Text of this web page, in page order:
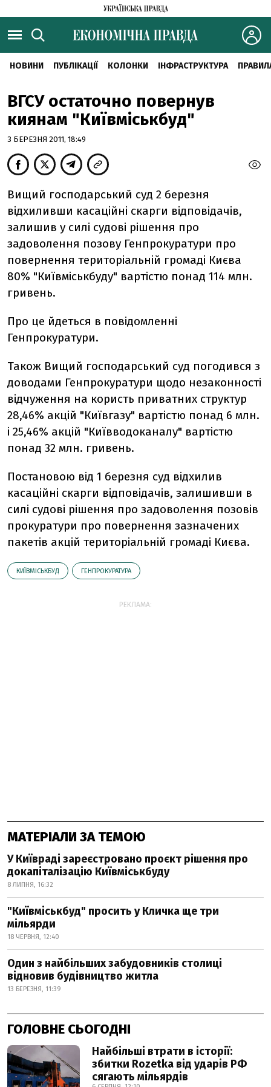
НОВИНИ ПУБЛІКАЦІЇ КОЛОНКИ ІНФРАСТРУКТУРА
ВГСУ остаточно повернув
киянам "Київміськбуд"
3 БЕРЕЗНЯ 2011, 18:49
Вищий господарський суд 2 березня
відхиливши касаційні скарги відповідачів,
залишив у силі судові рішення про
задоволення позову Генпрокуратури про
повернення територіальній громаді Києва
80% "Київміськбуду" вартістю понад 114 млн.
гривень.
Про це йдеться в повідомленні
Генпрокуратури.
Також Вищий господарський суд погодився з
доводами Генпрокуратури щодо незаконності
відчуження на користь приватних структур
28,46% акцій "Київгазу" вартістю понад 6 млн.
і 25,46% акцій "Київводоканалу" вартістю
понад 32 млн. гривень.
Постановою від 1 березня суд відхилив
касаційні скарги відповідачів, залишивши в
силі судові рішення про задоволення позовів
прокуратури про повернення зазначених
пакетів акцій територіальній громаді Києва.
КИЇВМІСЬКБУД ГЕНПРОКУРАТУРА
РЕКЛАМА:
МАТЕРІАЛИ ЗА ТЕМОЮ
У Київраді зареєстровано проєкт рішення про
докапіталізацію Київміськбуду
8 ЛИПНЯ, 16:32
"Київміськбуд" просить у Кличка ще три
мільярди
18 ЧЕРВНЯ, 12:40
Один з найбільших забудовників столиці
відновив будівництво житла
13 БЕРЕЗНЯ, 11:39
ГОЛОВНЕ СЬОГОДНІ
Найбільші втрати в історії:
збитки Rozetka від ударів РФ
сягають мільярдів